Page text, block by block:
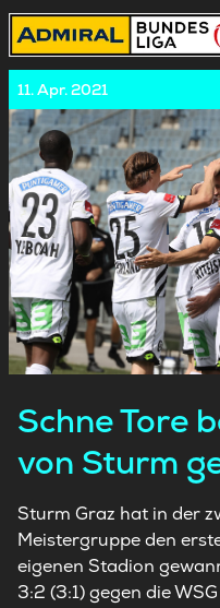
11. Apr. 2021
Schne Tore
von Sturm
Sturm Graz hat in der
Meistergruppe den
eigenen Stadion
3:2 (3:1) gegen die